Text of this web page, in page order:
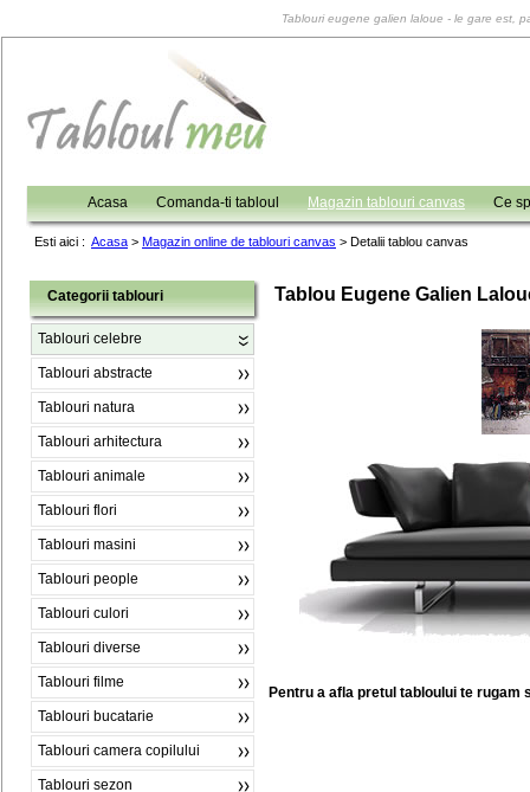
Tablouri eugene galien laloue - le gare est,
Acasa Comanda-ti tabloul Magazin tablouri canvas Ce
Esti aici : Acasa > Magazin online de tablouri canvas > Detalii tablou canvas
Categorii tablouri
Tablouri celebre
Tablouri abstracte
Tablouri natura
Tablouri arhitectura
Tablouri animale
Tablouri flori
Tablouri masini
Tablouri people
Tablouri culori
Tablouri diverse
Tablouri filme
Tablouri bucatarie
Tablouri camera copilului
Tablouri sezon
Tablou Eugene Galien
Pentru a afla pretul tabloului te rugam